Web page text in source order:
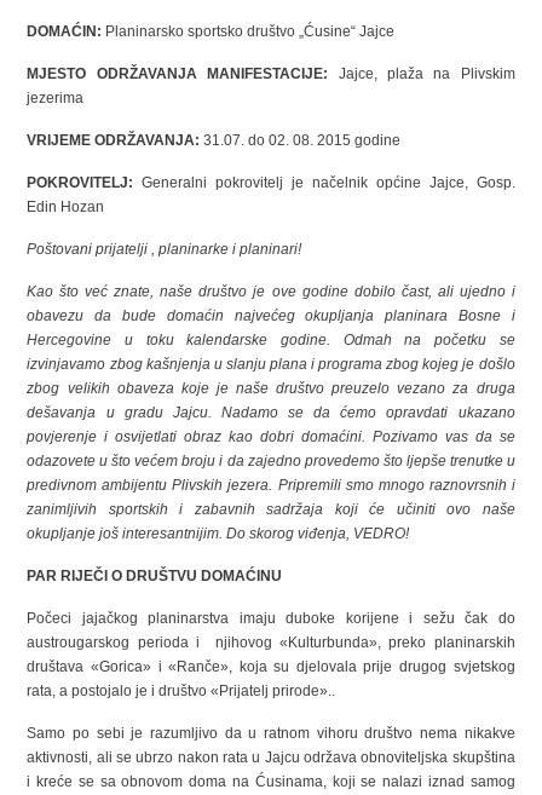
DOMAĆIN: Planinarsko sportsko društvo „Ćusine“ Jajce
MJESTO ODRŽAVANJA MANIFESTACIJE: Jajce, plaža na Plivskim
jezerima
VRIJEME ODRŽAVANJA:31.07. do 02. 08. 2015 godine
POKROVITELJ:Generalni pokrovitelj je načelnik općine Jajce, Gosp.
Edin Hozan
Poštovani prijatelji , planinarke i planinari!
Kao što već znate, naše društvo je ove godine dobilo čast, ali ujedno i
obavezu da bude domaćin najvećeg okupljanja planinara Bosne i
Hercegovine u toku kalendarske godine. Odmah na početku se
izvinjavamo zbog kašnjenja u slanju plana i programa zbog kojeg je došlo
zbog velikih obaveza koje je naše društvo preuzelo vezano za druga
dešavanja u gradu Jajcu. Nadamo se da ćemo opravdati ukazano
povjerenje i osvijetlati obraz kao dobri domaćini. Pozivamo vas da se
odazovete u što većem broju i da zajedno provedemo što ljepše trenutke u
predivnom ambijentu Plivskih jezera. Pripremili smo mnogo raznovrsnih i
zanimljivih sportskih i zabavnih sadržaja koji će učiniti ovo naše
okupljanje još interesantnijim. Do skorog viđenja, VEDRO!
PAR RIJEČI O DRUŠTVU DOMAĆINU
Počeci jajačkog planinarstva imaju duboke korijene i sežu čak do
austrougarskog perioda i njihovog «Kulturbunda», preko planinarskih
društava «Gorica» i «Ranče», koja su djelovala prije drugog svjetskog
rata, a postojalo je i društvo «Prijatelj prirode»..
Samo po sebi je razumljivo da u ratnom vihoru društvo nema nikakve
aktivnosti, ali se ubrzo nakon rata u Jajcu održava obnoviteljska skupština
i kreće se sa obnovom doma na Ćusinama, koji se nalazi iznad samog